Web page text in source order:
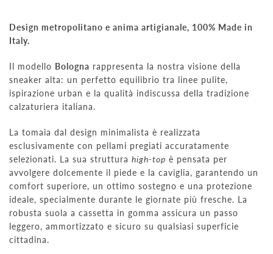
Design metropolitano e anima artigianale, 100% Made in
Italy.
Il modello Bologna rappresenta la nostra visione della
sneaker alta: un perfetto equilibrio tra linee pulite,
ispirazione urban e la qualità indiscussa della tradizione
calzaturiera italiana.
La tomaia dal design minimalista è realizzata
esclusivamente con pellami pregiati accuratamente
selezionati. La sua struttura high-top è pensata per
avvolgere dolcemente il piede e la caviglia, garantendo un
comfort superiore, un ottimo sostegno e una protezione
ideale, specialmente durante le giornate più fresche. La
robusta suola a cassetta in gomma assicura un passo
leggero, ammortizzato e sicuro su qualsiasi superficie
cittadina.